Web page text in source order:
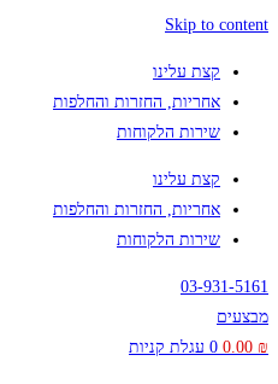
Skip to content
קצת עלינו
אחריות, החזרות והחלפות
שירות הלקוחות
קצת עלינו
אחריות, החזרות והחלפות
שירות הלקוחות
03-931-5161
מבצעים
0.00 ₪
0 עגלת קניות